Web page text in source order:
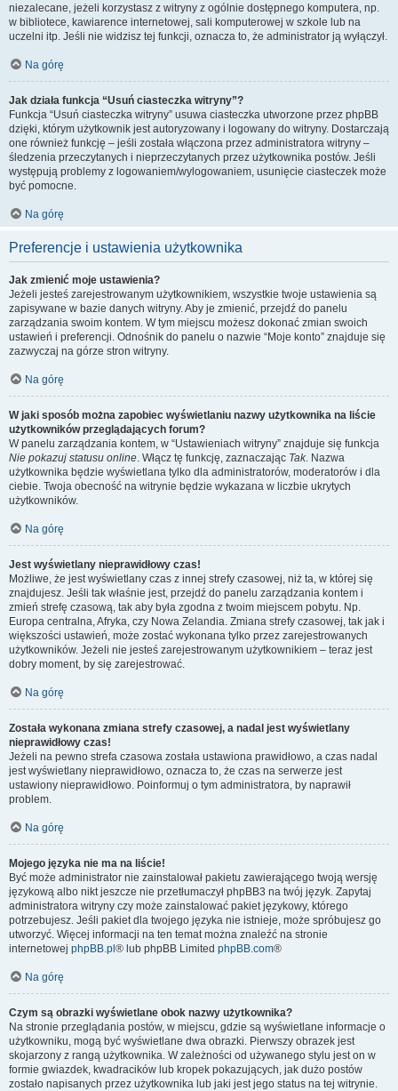
niezalecane, jeżeli korzystasz z witryny z ogólnie dostępnego komputera, np.
w bibliotece, kawiarence internetowej, sali komputerowej w szkole lub na
uczelni itp. Jeśli nie widzisz tej funkcji, oznacza to, że administrator ją wyłączył.
Na górę
Jak działa funkcja “Usuń ciasteczka witryny”?
Funkcja “Usuń ciasteczka witryny” usuwa ciasteczka utworzone przez phpBB
dzięki, którym użytkownik jest autoryzowany i logowany do witryny. Dostarczają
one również funkcję – jeśli została włączona przez administratora witryny –
śledzenia przeczytanych i nieprzeczytanych przez użytkownika postów. Jeśli
występują problemy z logowaniem/wylogowaniem, usunięcie ciasteczek może
być pomocne.
Na górę
Preferencje i ustawienia użytkownika
Jak zmienić moje ustawienia?
Jeżeli jesteś zarejestrowanym użytkownikiem, wszystkie twoje ustawienia są
zapisywane w bazie danych witryny. Aby je zmienić, przejdź do panelu
zarządzania swoim kontem. W tym miejscu możesz dokonać zmian swoich
ustawień i preferencji. Odnośnik do panelu o nazwie “Moje konto” znajduje się
zazwyczaj na górze stron witryny.
Na górę
W jaki sposób można zapobiec wyświetlaniu nazwy użytkownika na liście
użytkowników przeglądających forum?
W panelu zarządzania kontem, w “Ustawieniach witryny” znajduje się funkcja
Nie pokazuj statusu online. Włącz tę funkcję, zaznaczając Tak. Nazwa
użytkownika będzie wyświetlana tylko dla administratorów, moderatorów i dla
ciebie. Twoja obecność na witrynie będzie wykazana w liczbie ukrytych
użytkowników.
Na górę
Jest wyświetlany nieprawidłowy czas!
Możliwe, że jest wyświetlany czas z innej strefy czasowej, niż ta, w której się
znajdujesz. Jeśli tak właśnie jest, przejdź do panelu zarządzania kontem i
zmień strefę czasową, tak aby była zgodna z twoim miejscem pobytu. Np.
Europa centralna, Afryka, czy Nowa Zelandia. Zmiana strefy czasowej, tak jak i
większości ustawień, może zostać wykonana tylko przez zarejestrowanych
użytkowników. Jeżeli nie jesteś zarejestrowanym użytkownikiem – teraz jest
dobry moment, by się zarejestrować.
Na górę
Została wykonana zmiana strefy czasowej, a nadal jest wyświetlany
nieprawidłowy czas!
Jeżeli na pewno strefa czasowa została ustawiona prawidłowo, a czas nadal
jest wyświetlany nieprawidłowo, oznacza to, że czas na serwerze jest
ustawiony nieprawidłowo. Poinformuj o tym administratora, by naprawił
problem.
Na górę
Mojego języka nie ma na liście!
Być może administrator nie zainstalował pakietu zawierającego twoją wersję
językową albo nikt jeszcze nie przetłumaczył phpBB3 na twój język. Zapytaj
administratora witryny czy może zainstalować pakiet językowy, którego
potrzebujesz. Jeśli pakiet dla twojego języka nie istnieje, może spróbujesz go
utworzyć. Więcej informacji na ten temat można znaleźć na stronie
internetowej phpBB.pl ® lub phpBB Limited phpBB.com®
Na górę
Czym są obrazki wyświetlane obok nazwy użytkownika?
Na stronie przeglądania postów, w miejscu, gdzie są wyświetlane informacje o
użytkowniku, mogą być wyświetlane dwa obrazki. Pierwszy obrazek jest
skojarzony z rangą użytkownika. W zależności od używanego stylu jest on w
formie gwiazdek, kwadracików lub kropek pokazujących, jak dużo postów
zostało napisanych przez użytkownika lub jaki jest jego status na tej witrynie.